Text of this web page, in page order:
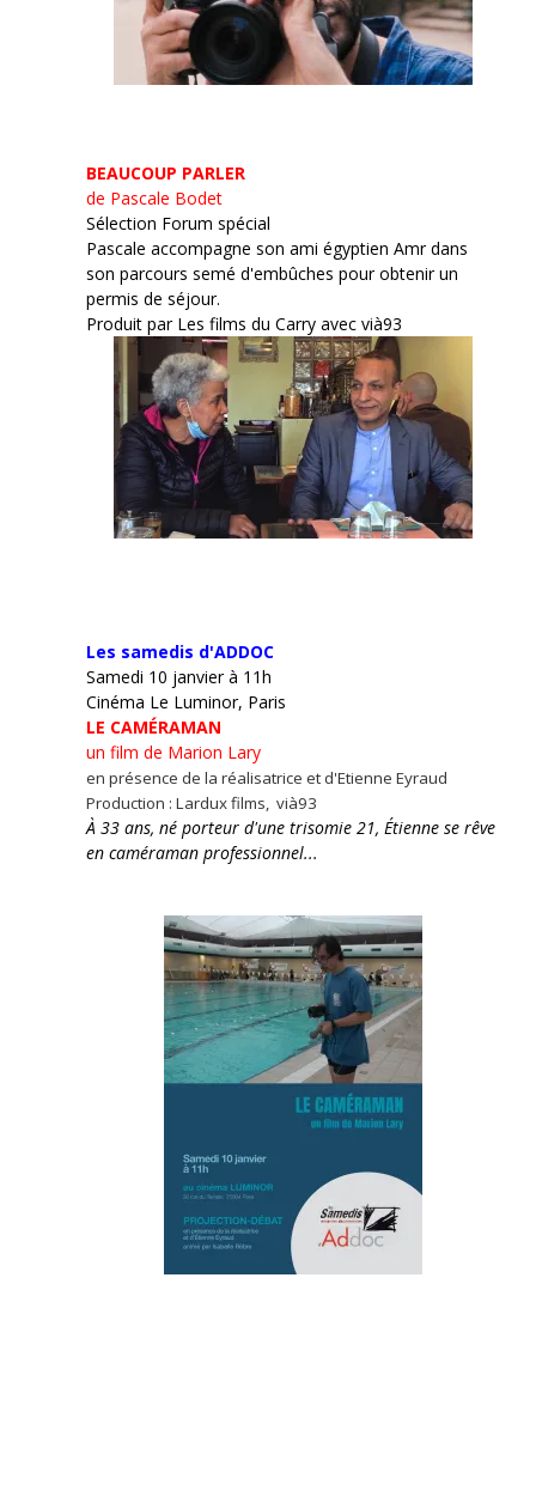
BEAUCOUP PARLER
de Pascale Bodet
Sélection Forum spécial
Pascale accompagne son ami égyptien Amr dans
son parcours semé d'embûches pour obtenir un
permis de séjour.
Produit par Les films du Carry avec vià93
Les samedis d'ADDOC
Samedi 10 janvier à 11h
Cinéma Le Luminor, Paris
LE CAMÉRAMAN
un film de Marion Lary
en présence de la réalisatrice et d'Etienne Eyraud
Production : Lardux films, vià93
À 33 ans, né porteur d'une trisomie 21, Étienne se rêve
en caméraman professionnel...